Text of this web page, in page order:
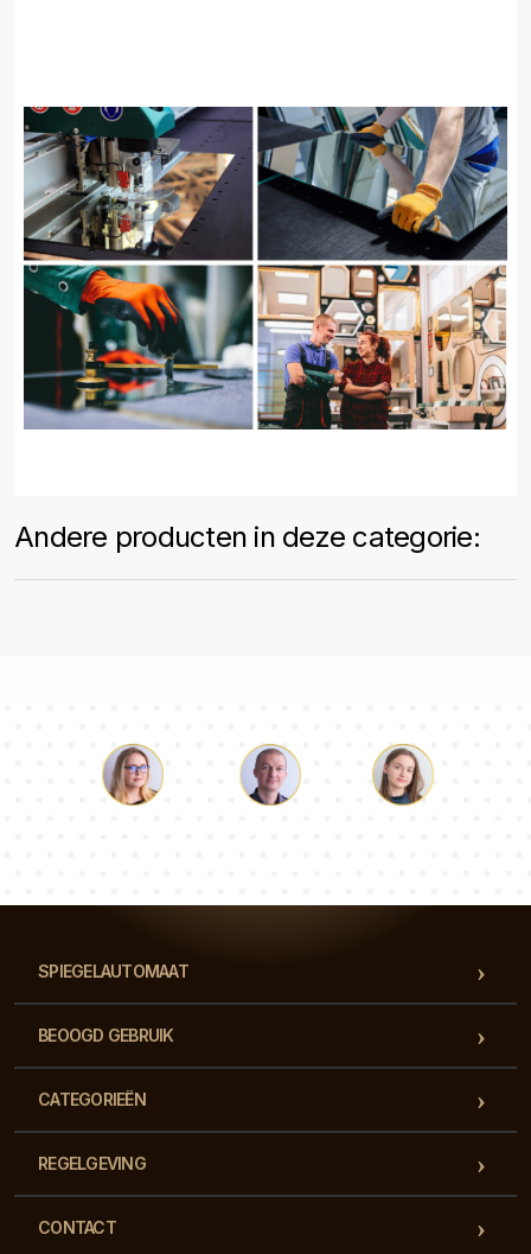
Andere producten in deze categorie:
SPIEGELAUTOMAAT
BEOOGD GEBRUIK
CATEGORIEËN
REGELGEVING
CONTACT